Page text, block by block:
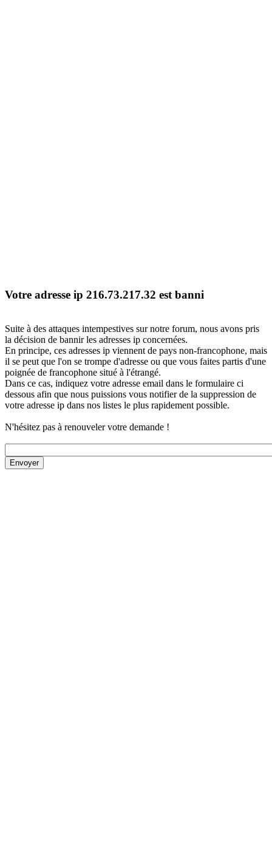
Votre adresse ip 216.73.217.32 est banni
Suite à des attaques intempestives sur notre forum, nous avons pris
la décision de bannir les adresses ip concernées.
En principe, ces adresses ip viennent de pays non-francophone, mais
il se peut que l'on se trompe d'adresse ou que vous faites partis d'une
poignée de francophone situé à l'étrangé.
Dans ce cas, indiquez votre adresse email dans le formulaire ci
dessous afin que nous puissions vous notifier de la suppression de
votre adresse ip dans nos listes le plus rapidement possible.
N'hésitez pas à renouveler votre demande !